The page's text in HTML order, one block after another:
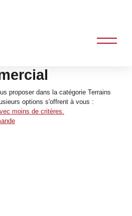
proposer dans la catégorie Terrains
options s'offrent à vous :
moins de critères.